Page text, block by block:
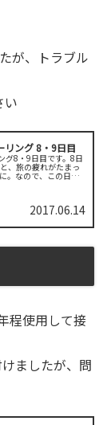
が、トラブル
い
リング 8・9日目
グ8・9日目です。8日
、旅の疲れがたまっ
。なので、この日は
2017.06.14
程使用して接
ましたが、問